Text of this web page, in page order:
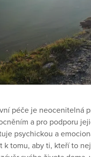
péče je neocenitelná
a pro podporu
psychickou a
k tomu, aby ti, kteří to